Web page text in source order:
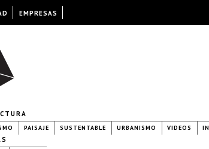
PAISAJE SUSTENTABLE URBANISMO VIDEOS
EMPRESAS